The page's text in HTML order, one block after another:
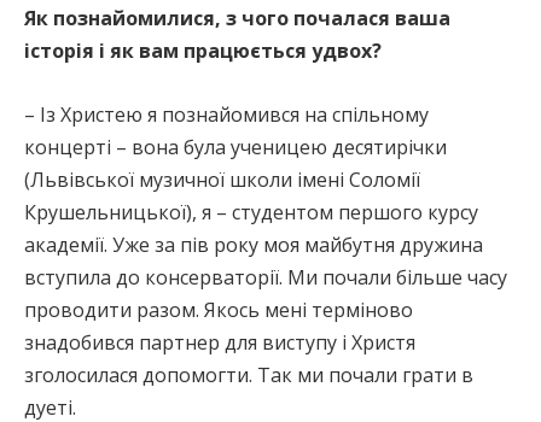
Як познайомилися, з чого почалася ваша
історія і як вам працюється удвох?
– Із Христею я познайомився на спільному
концерті – вона була ученицею десятирічки
(Львівської музичної школи імені Соломії
Крушельницької), я – студентом першого курсу
академії. Уже за пів року моя майбутня дружина
вступила до консерваторії. Ми почали більше часу
проводити разом. Якось мені терміново
знадобився партнер для виступу і Христя
зголосилася допомогти. Так ми почали грати в
дуеті.